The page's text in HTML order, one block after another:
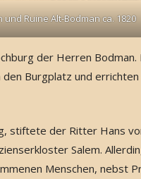
Ruine Alt-Bodman ca. 1820
der Herren Bodman.
Burgplatz und
stiftete der Ritter Hans
Salem.
Menschen, nebst